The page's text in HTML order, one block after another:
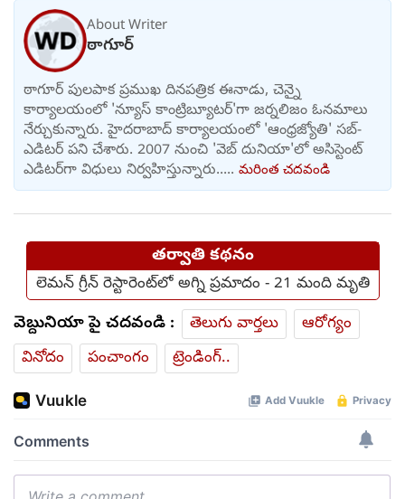
About Writer
ఠాగూర్
ఠాగూర్ పులపాక ప్రముఖ దినపత్రిక ఈనాడు, చెన్నై
కార్యాలయంలో 'న్యూస్ కాంట్రిబ్యూటర్‌'గా జర్నలిజం ఓనమాలు
నేర్చుకున్నారు. హైదరాబాద్ కార్యాలయంలో 'ఆంధ్రజ్యోతి' సబ్-
ఎడిటర్ పని చేశారు. 2007 నుంచి 'వెబ్ దునియా'లో అసిస్టెంట్
ఎడిటర్‌‌గా విధులు నిర్వహిస్తున్నారు..... మరింత చదవండి
తర్వాతి కథనం
లెమన్ గ్రీన్ రెస్టారెంట్‌లో అగ్ని ప్రమాదం - 21 మంది మృతి
వెబ్దునియా పై చదవండి : తెలుగు వార్తలు
ఆరోగ్యం
వినోదం
పంచాంగం ట్రెండింగ్..